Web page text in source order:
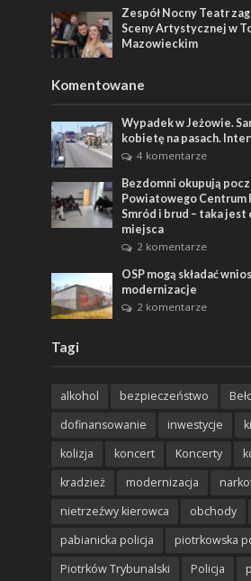
Zespół Nocny Teatr
Sceny Artystycznej w
Mazowieckim
Komentowane
Wypadek w Jeżowie.
kobietę na pasach.
4 komentarze
Bezdomni okupują
Powiatowego Centrum
Smród i brud – taka
miejsca
2 komentarze
OSP mogą składać
modernizacje
2 komentarze
Tagi
alkohol bezpieczeństwo
dofinansowanie
inwestycje
kolizja
koncert Koncerty
kradzież
modernizacja
nietrzeźwy kierowca
obchody
pabianicka policja
piotrkowska
Piotrków Trybunalski
Policja